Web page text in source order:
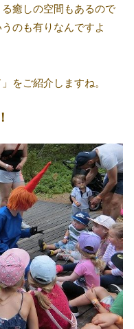
癒しの空間もあるので
のも有りなんですよ
をご紹介しますね。